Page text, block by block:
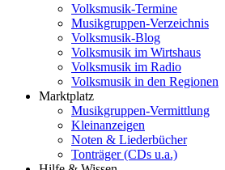
Volksmusik-Termine
Musikgruppen-Verzeichnis
Volksmusik-Blog
Volksmusik im Wirtshaus
Volksmusik im Radio
Volksmusik in den Regionen
Marktplatz
Musikgruppen-Vermittlung
Kleinanzeigen
Noten & Liederbücher
Tonträger (CDs u.a.)